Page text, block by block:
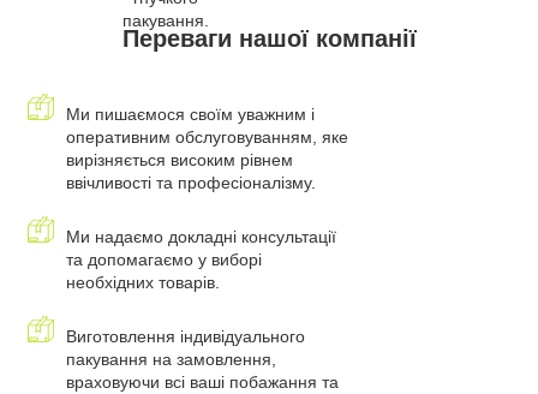
пакування.
Переваги нашої компанії
Ми пишаємося своїм уважним і
оперативним обслуговуванням, яке
вирізняється високим рівнем
ввічливості та професіоналізму.
Ми надаємо докладні консультації
та допомагаємо у виборі
необхідних товарів.
Виготовлення індивідуального
пакування на замовлення,
враховуючи всі ваші побажання та